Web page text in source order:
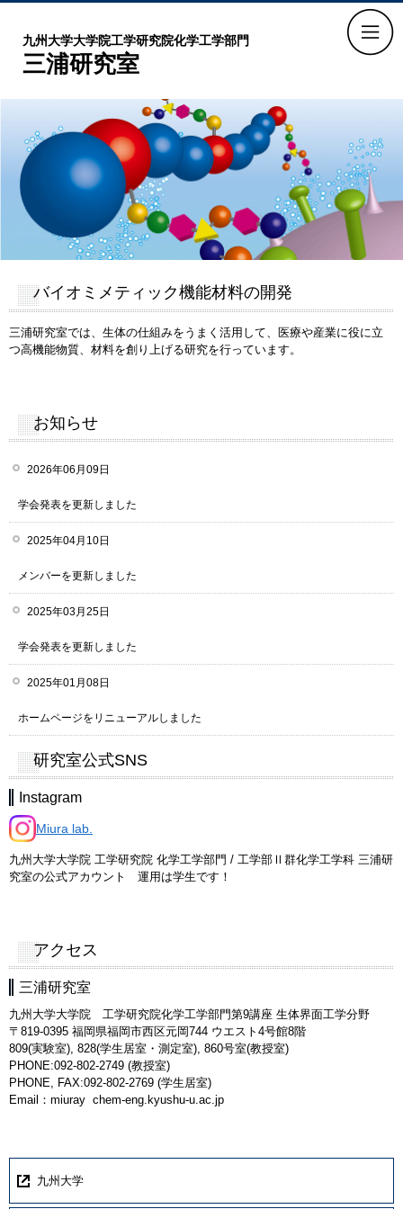
九州大学大学院工学研究院化学工学部門
三浦研究室
バイオミメティック機能材料の開発
三浦研究室では、生体の仕組みをうまく活用して、医療や産業に役に立
つ高機能物質、材料を創り上げる研究を行っています。
お知らせ
2026年06月09日
学会発表を更新しました
2025年04月10日
メンバーを更新しました
2025年03月25日
学会発表を更新しました
2025年01月08日
ホームページをリニューアルしました
研究室公式SNS
Instagram
Miura lab.
九州大学大学院 工学研究院 化学工学部門 / 工学部Ⅱ群化学工学科 三浦研
究室の公式アカウント 運用は学生です！
アクセス
三浦研究室
九州大学大学院 工学研究院化学工学部門第9講座 生体界面工学分野
〒819-0395 福岡県福岡市西区元岡744 ウエスト4号館8階
809(実験室), 828(学生居室・測定室), 860号室(教授室)
PHONE:092-802-2749 (教授室)
PHONE, FAX:092-802-2769 (学生居室)
Email：miuray chem-eng.kyushu-u.ac.jp
九州大学